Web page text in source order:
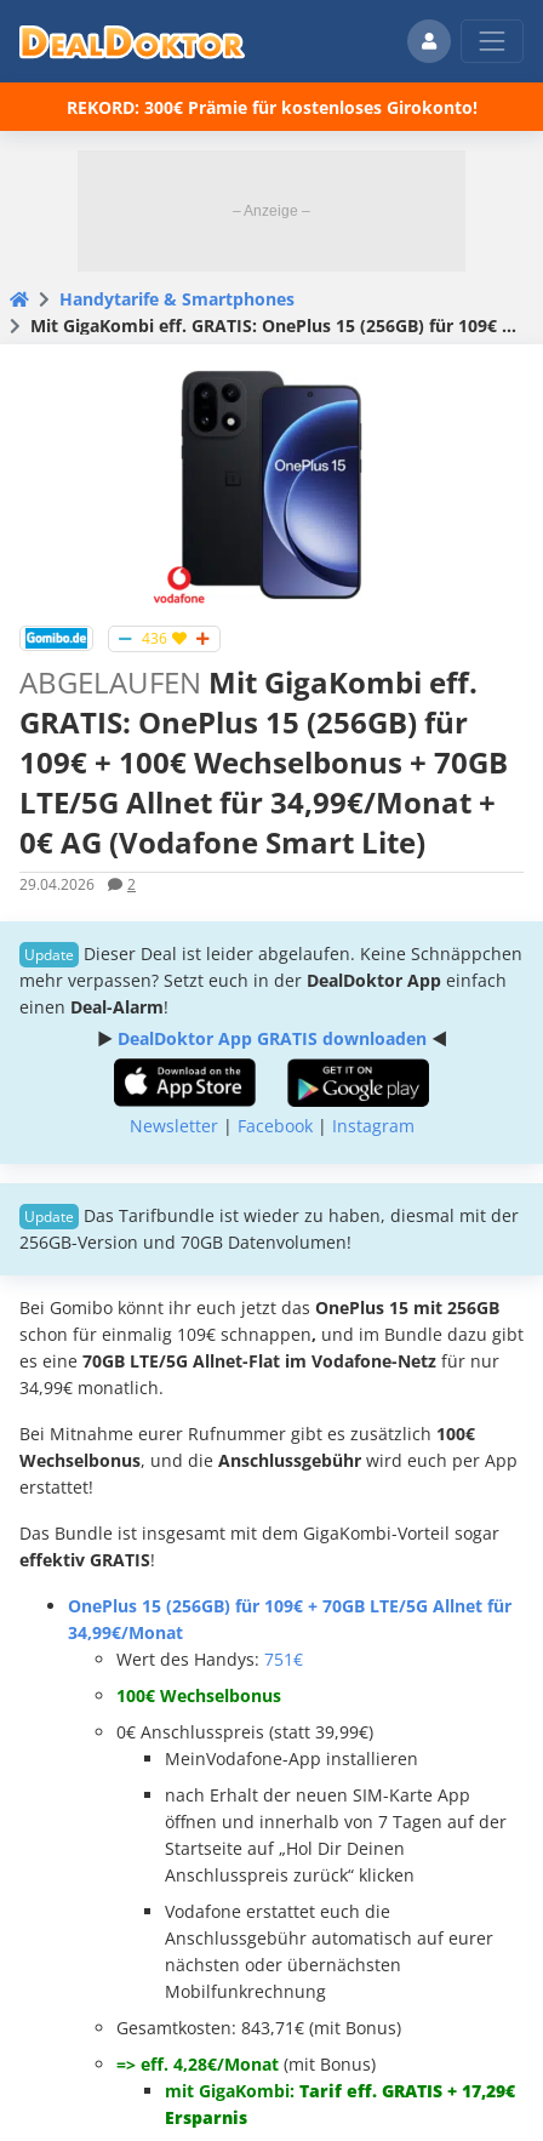
REKORD: 300€ Prämie für kostenloses Girokonto!
Handytarife & Smartphones
Mit GigaKombi eff. GRATIS: OnePlus 15 (256GB) für 109€ + 100€ Wechselbonus + 70GB LTE/5G Allnet für 34,99€/Monat + 0€ AG (Vodafone Smart Lite)
436
ABGELAUFEN Mit GigaKombi eff.
GRATIS: OnePlus 15 (256GB) für
109€ + 100€ Wechselbonus + 70GB
LTE/5G Allnet für 34,99€/Monat +
0€ AG (Vodafone Smart Lite)
29.04.2026 2
Dieser Deal ist leider abgelaufen. Keine Schnäppchen
mehr verpassen? Setzt euch in der DealDoktor App einfach
einen Deal-Alarm!
► DealDoktor App GRATIS downloaden◄
Newsletter| Facebook| Instagram
Das Tarifbundle ist wieder zu haben, diesmal mit der
256GB-Version und 70GB Datenvolumen!
Bei Gomibo könnt ihr euch jetzt das OnePlus 15 mit 256GB
schon für einmalig 109€ schnappen, und im Bundle dazu gibt
es eine 70GB LTE/5G Allnet-Flat im Vodafone-Netz für nur
34,99€ monatlich.
Bei Mitnahme eurer Rufnummer gibt es zusätzlich 100€
Wechselbonus, und die Anschlussgebühr wird euch per App
erstattet!
Das Bundle ist insgesamt mit dem GigaKombi-Vorteil sogar
effektiv GRATIS!
OnePlus 15 (256GB) für 109€ + 70GB LTE/5G Allnet für
34,99€/Monat
Wert des Handys: 751€
100€ Wechselbonus
0€ Anschlusspreis (statt 39,99€)
MeinVodafone-App installieren
nach Erhalt der neuen SIM-Karte App
öffnen und innerhalb von 7 Tagen auf der
Startseite auf „Hol Dir Deinen
Anschlusspreis zurück“ klicken
Vodafone erstattet euch die
Anschlussgebühr automatisch auf eurer
nächsten oder übernächsten
Mobilfunkrechnung
Gesamtkosten: 843,71€ (mit Bonus)
=> eff. 4,28€/Monat (mit Bonus)
mit GigaKombi: Tarif eff. GRATIS + 17,29€
Ersparnis